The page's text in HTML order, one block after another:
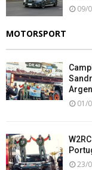
09/
MOTORSPORT
01/
23/